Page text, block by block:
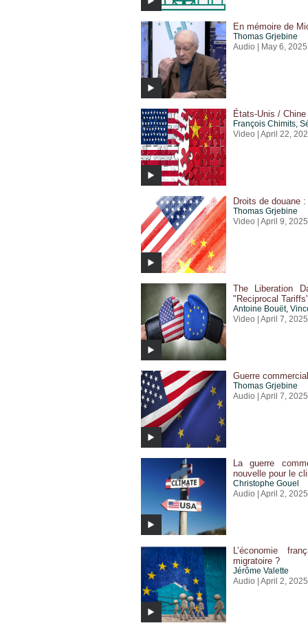
En mémoire de
Thomas Grjebine
Audio | May 6, 2025
États-Unis /
François Chimits,
Video | April 22,
Droits de douane
Thomas Grjebine
Video | April 9, 2025
The Liberation
"Reciprocal
Antoine Bouët,
Video | April 7, 2025
Guerre
Thomas Grjebine
Audio | April 7, 2025
La guerre
nouvelle pour le
Christophe Gouel
Audio | April 2, 2025
L’économie
migratoire ?
Jérôme Valette
Audio | April 2, 2025